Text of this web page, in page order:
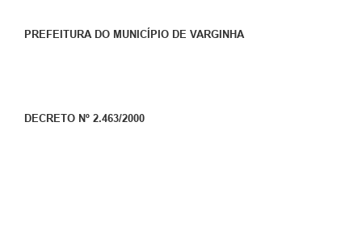
PREFEITURA DO MUNICÍPIO DE VARGINHA
DECRETO Nº 2.463/2000